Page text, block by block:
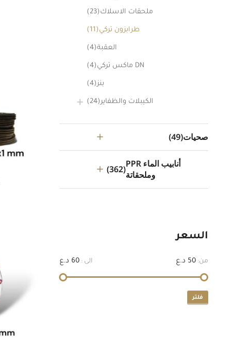
ملحقات الاسلاك (23)
طرابزون تركي (11)
العقبة(4)
DN ماكس تركي (4)
بنز (4)
الكيبلات والظفاير (24)
صحيات(49)
أنابيب الماء PPR
وملحقاتة(362)
السعر
من: 50 د.ع الى : 60 د.ع
فلتر